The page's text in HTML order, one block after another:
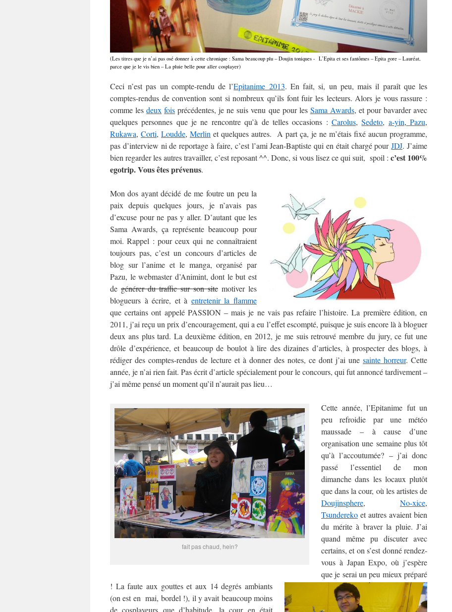
(Les titres que je n’ai pas osé donner à cette chronique : Sama beaucoup plu – Doujin toniques - L’Epita et ses fantômes – Epita gore – Lauréat,
parce que je le vis bien – La pluie belle pour aller cosplayer)
Ceci n’est pas un compte-rendu de l’Epitanime 2013. En fait, si, un peu, mais il paraît que les
comptes-rendus de convention sont si nombreux qu’ils font fuir les lecteurs. Alors je vous rassure :
comme lesdeux fois précédentes, je ne suis venu que pour les Sama Awards, et pour bavarder avec
quelques personnes que je ne rencontre qu’à de telles occasions : Carolus,Sedeto, a-yin, Pazu,
Rukawa, Corti, Loudde, Merlin et quelques autres. A part ça, je ne m’étais fixé aucun programme,
pas d’interview ni de reportage à faire, c’est l’ami Jean-Baptiste qui en était chargé pourJDJ. J’aime
bien regarder les autres travailler, c’est reposant ^^. Donc, si vous lisez ce qui suit, spoil : c’est 100%
egotrip. Vous êtes prévenus.
Mon dos ayant décidé de me foutre un peu la
paix depuis quelques jours, je n’avais pas
d’excuse pour ne pas y aller. D’autant que les
Sama Awards, ça représente beaucoup pour
moi. Rappel : pour ceux qui ne connaîtraient
toujours pas, c’est un concours d’articles de
blog sur l’anime et le manga, organisé par
Pazu, le webmaster d’Animint, dont le but est
de générer du traffic sur son site motiver les
blogueurs à écrire, et à entretenir la flamme
que certains ont appelé PASSION – mais je ne vais pas refaire l’histoire. La première édition, en
2011, j’ai reçu un prix d’encouragement, qui a eu l’effet escompté, puisque je suis encore là à bloguer
deux ans plus tard. La deuxième édition, en 2012, je me suis retrouvé membre du jury, ce fut une
drôle d’expérience, et beaucoup de boulot à lire des dizaines d’articles, à prospecter des blogs, à
rédiger des comptes-rendus de lecture et à donner des notes, ce dont j’ai une sainte horreur. Cette
année, je n’ai rien fait. Pas écrit d’article spécialement pour le concours, qui fut annoncé tardivement –
j’ai même pensé un moment qu’il n’aurait pas lieu…
fait pas chaud, hein?
Cette année, l’Epitanime fut un
peu refroidie par une météo
maussade – à cause d’une
organisation une semaine plus tôt
qu’à l’accoutumée? – j’ai donc
passé l’essentiel de mon
dimanche dans les locaux plutôt
que dans la cour, où les artistes de
Doujinsphere, No-xice,
Tsundereko et autres avaient bien
du mérite à braver la pluie. J’ai
quand même pu discuter avec
certains, et on s’est donné rendez-
vous à Japan Expo, où j’espère
que je serai un peu mieux préparé
! La faute aux gouttes et aux 14 degrés ambiants
(on est en mai, bordel !), il y avait beaucoup moins